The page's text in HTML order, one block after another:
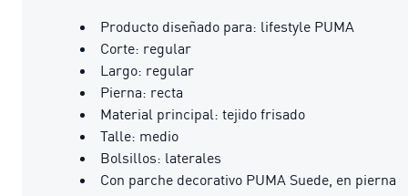
Producto diseñado para: lifestyle PUMA
Corte: regular
Largo: regular
Pierna: recta
Material principal: tejido frisado
Talle: medio
Bolsillos: laterales
Con parche decorativo PUMA Suede, en pierna